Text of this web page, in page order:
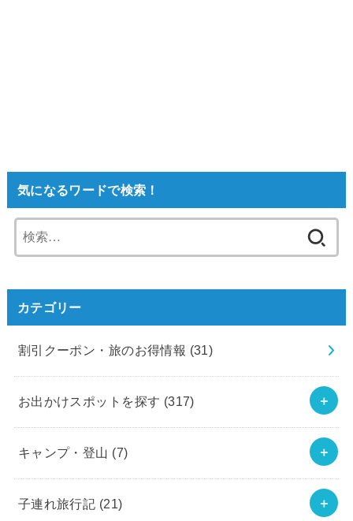
気になるワードで検索！
索:
カテゴリー
割引クーポン・旅のお得情報 (31)
お出かけスポットを探す (317)
キャンプ・登山 (7)
子連れ旅行記 (21)